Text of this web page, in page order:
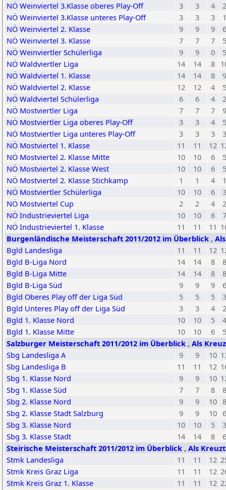
NÖ Weinviertel 3.Klasse oberes Play-Off
3 3 4
NÖ Weinviertel 3.Klasse unteres Play-Off
3 3 3
NÖ Weinviertel 2. Klasse
9 9 9
NÖ Weinviertel 3. Klasse
7 7 7
NÖ Weinviertler Schülerliga
9 9 0
NÖ Waldviertler Liga
14 14 8
NÖ Waldviertel 1. Klasse
14 14 8
NÖ Waldviertel 2. Klasse
12 12 4
NÖ Waldviertel Schülerliga
6 6 4
NÖ Mostviertler Liga
7 7 7
NÖ Mostviertler Liga oberes Play-Off
3 3 4
NÖ Mostviertler Liga unteres Play-Off
3 3 3
NÖ Mostviertel 1. Klasse
11 11 12
NÖ Mostviertel 2. Klasse Mitte
10 10 6
NÖ Mostviertel 2. Klasse West
10 10 6
NÖ Mostviertel 2. Klasse Stichkamp
1 1 4
NÖ Mostviertler Schülerliga
10 10 6
NÖ Mostviertel Cup
2 2 4
NÖ Industrieviertel Liga
10 10 6
NÖ Industrieviertel 1. Klasse
11 11 11
Burgenländische Meisterschaft 2011/2012 im Überblick ,
Bgld Landesliga
11 11 12
Bgld B-Liga Nord
14 14 8
Bgld B-Liga Mitte
14 14 8
Bgld B-Liga Süd
9 9 9
Bgld Oberes Play off der Liga Süd
5 5 5
Bgld Unteres Play off der Liga Süd
3 3 4
Bgld 1. Klasse Nord
10 10 5
Bgld 1. Klasse Mitte
10 10 6
Salzburger Meisterschaft 2011/2012 im Überblick , Als
Sbg Landesliga A
9 9 10
Sbg Landesliga B
11 11 12
Sbg 1. Klasse Nord
9 9 10
Sbg 1. Klasse Süd
7 7 8
Sbg 2. Klasse Nord
9 9 10
Sbg 2. Klasse Stadt Salzburg
9 9 10
Sbg 3. Klasse Nord
10 10 5
Sbg 3. Klasse Stadt
14 14 8
Steirische Meisterschaft 2011/2012 im Überblick , Als
Stmk Landesliga
11 11 12
Stmk Kreis Graz Liga
11 11 12
Stmk Kreis Graz 1. Klasse
11 11 12